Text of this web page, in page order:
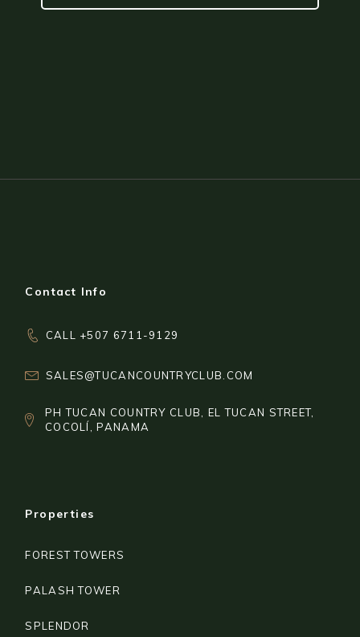
Contact Info
CALL +507 6711-9129
SALES@TUCANCOUNTRYCLUB.COM
PH TUCAN COUNTRY CLUB, EL TUCAN STREET,
COCOLÍ, PANAMA
Properties
FOREST TOWERS
PALASH TOWER
SPLENDOR